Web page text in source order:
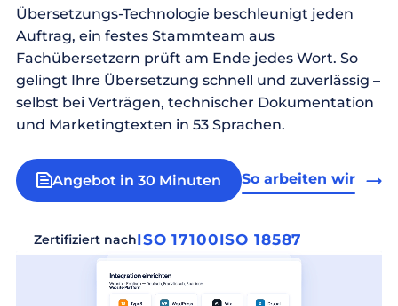
Übersetzungs-Technologie beschleunigt jeden
Auftrag, ein festes Stammteam aus
Fachübersetzern prüft am Ende jedes Wort. So
gelingt Ihre Übersetzung schnell und zuverlässig –
selbst bei Verträgen, technischer Dokumentation
und Marketingtexten in 53 Sprachen.
Angebot in 30 Minuten So arbeiten wir
Zertifiziert nachISO 17100ISO 18587